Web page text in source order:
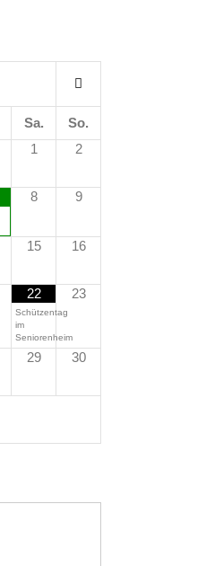
Sa.
So.
1
2
8 9
15 16
22
Schützentag
im
Seniorenheim
23
29 30